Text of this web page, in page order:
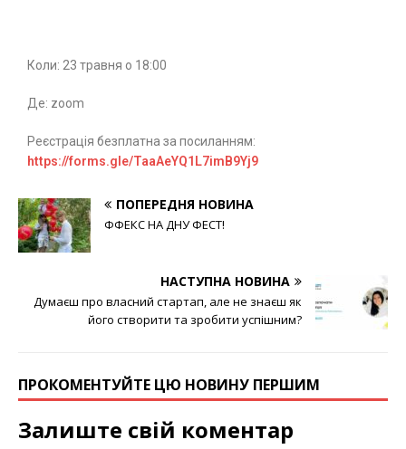
Коли: 23 травня о 18:00
Де: zoom
Реєстрація безплатна за посиланням:
https://forms.gle/TaaAeYQ1L7imB9Yj9
ПОПЕРЕДНЯ НОВИНА
ФФЕКС НА ДНУ ФЕСТ!
НАСТУПНА НОВИНА
Думаєш про власний стартап, але не знаєш як
його створити та зробити успішним?
ПРОКОМЕНТУЙТЕ ЦЮ НОВИНУ ПЕРШИМ
Залиште свій коментар